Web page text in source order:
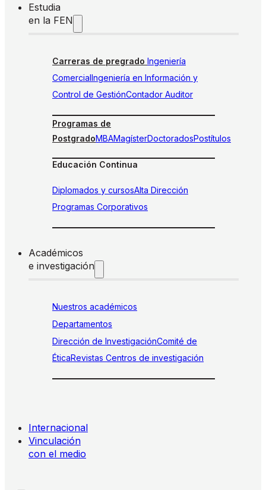
Estudia
en la FEN
Carreras de pregrado Ingeniería
ComercialIngeniería en Información y
Control de GestiónContador Auditor
Programas de
PostgradoMBAMagísterDoctoradosPostítulos
Educación Continua
Diplomados y cursosAlta Dirección
Programas Corporativos
Académicos
e investigación
Nuestros académicos
Departamentos
Dirección de InvestigaciónComité de
ÉticaRevistas Centros de investigación
Internacional
Vinculación
con el medio